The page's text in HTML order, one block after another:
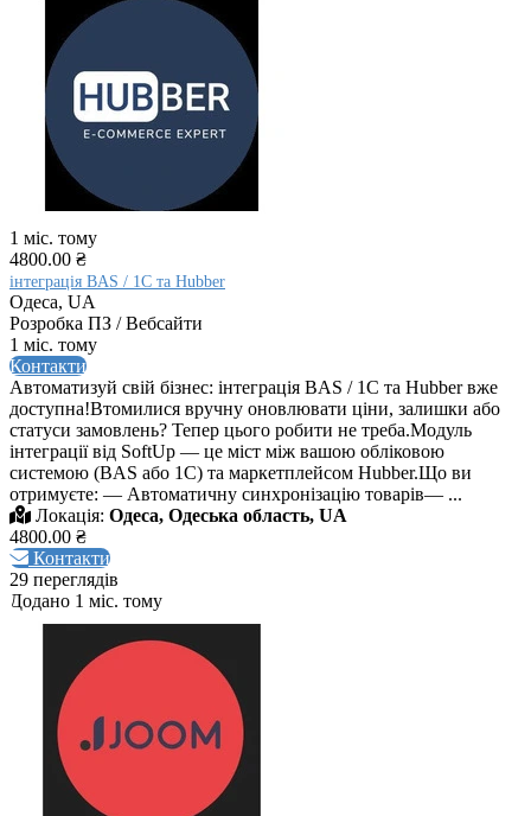
1 міс. тому
4800.00 ₴
інтеграція BAS / 1С та Hubber
Одеса, UA
Розробка ПЗ / Вебсайти
1 міс. тому
Контакти
Автоматизуй свій бізнес: інтеграція BAS / 1С та Hubber вже
доступна!Втомилися вручну оновлювати ціни, залишки або
статуси замовлень? Тепер цього робити не треба.Модуль
інтеграції від SoftUp — це міст між вашою обліковою
системою (BAS або 1С) та маркетплейсом Hubber.Що ви
отримуєте: — Автоматичну синхронізацію товарів— ...
Локація: Одеса, Одеська область, UA
4800.00 ₴
Контакти
29 переглядів
Додано 1 міс. тому